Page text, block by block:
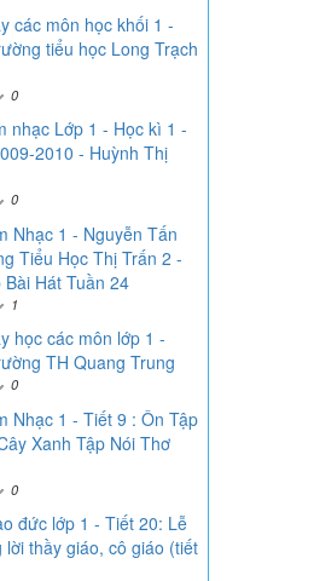
các môn học khối 1 -
tiểu học Long Trạch
0
nhạc Lớp 1 - Học kì 1 -
2010 - Huỳnh Thị
0
Nhạc 1 - Nguyễn Tấn
Tiểu Học Thị Trấn 2 -
Hát Tuần 24
1
học các môn lớp 1 -
TH Quang Trung
0
Nhạc 1 - Tiết 9 : Ôn Tập
Xanh Tập Nói Thơ
0
đức lớp 1 - Tiết 20: Lễ
lời thầy giáo, cô giáo (tiết